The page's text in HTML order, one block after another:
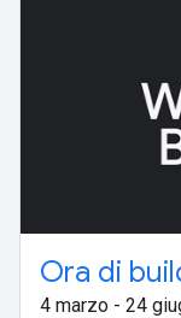
Ora di
4 marzo - 24